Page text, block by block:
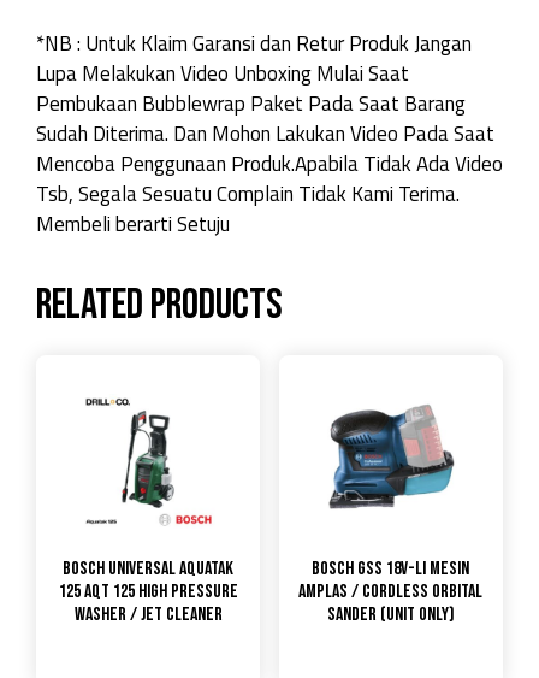
*NB : Untuk Klaim Garansi dan Retur Produk Jangan
Lupa Melakukan Video Unboxing Mulai Saat
Pembukaan Bubblewrap Paket Pada Saat Barang
Sudah Diterima. Dan Mohon Lakukan Video Pada Saat
Mencoba Penggunaan Produk.Apabila Tidak Ada Video
Tsb, Segala Sesuatu Complain Tidak Kami Terima.
Membeli berarti Setuju
Related products
Bosch Universal Aquatak
125 AQT 125 High Pressure
Washer / Jet Cleaner
Bosch GSS 18V-LI Mesin
Amplas / Cordless Orbital
Sander (UNIT ONLY)